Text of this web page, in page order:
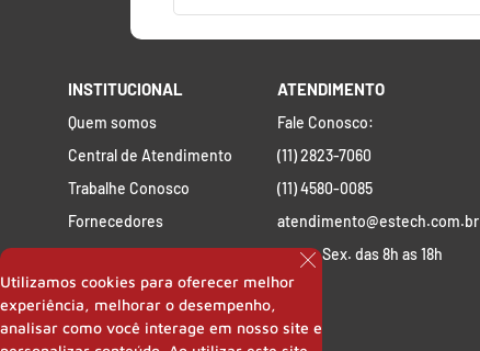
Utilizamos cookies para oferecer melhor
experiência, melhorar o desempenho,
analisar como você interage em nosso site e
INSTITUCIONAL
Quem somos
Central de Atendimento
Trabalhe Conosco
Fornecedores
Perguntas Frequentes
ATENDIMENTO
Fale Conosco:
(11) 2823-7060
(11) 4580-0085
atendimento@estech.com.br
Seg. a Sex. das 8h as 18h